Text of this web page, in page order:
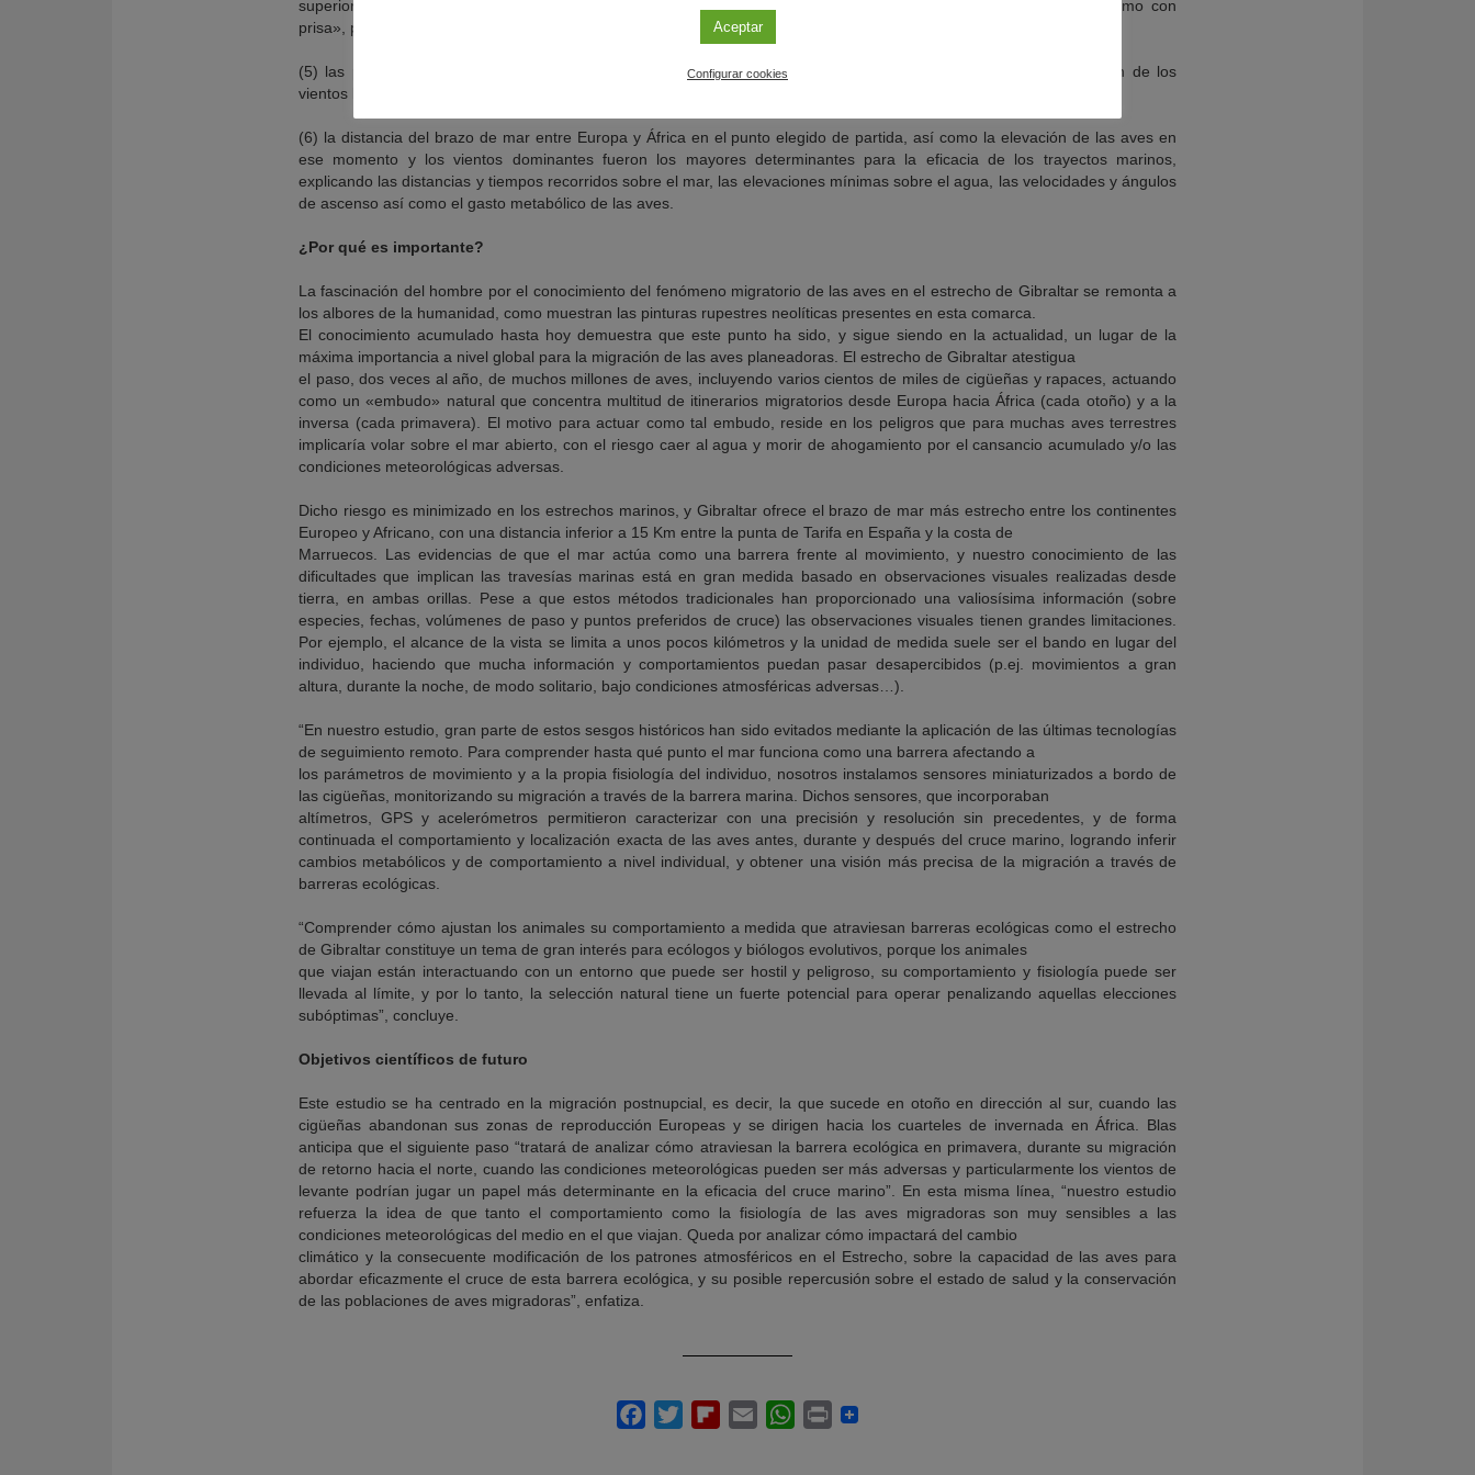
superiores sobre el mar respecto a los valores observados sobre tierra, indicando que las cigüeñas volaban «como con
prisa», posiblemente conscientes de los peligros de la travesía marina;
(5) las posiciones de cada individuo a ambos lados del estrecho pueden predecirse con alta precisión en función de los
vientos laterales y la ubicación de las cigüeñas conforme entran al Campo de Gibraltar camino de África; y
(6) la distancia del brazo de mar entre Europa y África en el punto elegido de partida, así como la elevación de las aves en
ese momento y los vientos dominantes fueron los mayores determinantes para la eficacia de los trayectos marinos,
explicando las distancias y tiempos recorridos sobre el mar, las elevaciones mínimas sobre el agua, las velocidades y ángulos
de ascenso así como el gasto metabólico de las aves.
¿Por qué es importante?
La fascinación del hombre por el conocimiento del fenómeno migratorio de las aves en el estrecho de Gibraltar se remonta a
los albores de la humanidad, como muestran las pinturas rupestres neolíticas presentes en esta comarca.
El conocimiento acumulado hasta hoy demuestra que este punto ha sido, y sigue siendo en la actualidad, un lugar de la
máxima importancia a nivel global para la migración de las aves planeadoras. El estrecho de Gibraltar atestigua
el paso, dos veces al año, de muchos millones de aves, incluyendo varios cientos de miles de cigüeñas y rapaces, actuando
como un «embudo» natural que concentra multitud de itinerarios migratorios desde Europa hacia África (cada otoño) y a la
inversa (cada primavera). El motivo para actuar como tal embudo, reside en los peligros que para muchas aves terrestres
implicaría volar sobre el mar abierto, con el riesgo caer al agua y morir de ahogamiento por el cansancio acumulado y/o las
condiciones meteorológicas adversas.
Dicho riesgo es minimizado en los estrechos marinos, y Gibraltar ofrece el brazo de mar más estrecho entre los continentes
Europeo y Africano, con una distancia inferior a 15 Km entre la punta de Tarifa en España y la costa de
Marruecos. Las evidencias de que el mar actúa como una barrera frente al movimiento, y nuestro conocimiento de las
dificultades que implican las travesías marinas está en gran medida basado en observaciones visuales realizadas desde
tierra, en ambas orillas. Pese a que estos métodos tradicionales han proporcionado una valiosísima información (sobre
especies, fechas, volúmenes de paso y puntos preferidos de cruce) las observaciones visuales tienen grandes limitaciones.
Por ejemplo, el alcance de la vista se limita a unos pocos kilómetros y la unidad de medida suele ser el bando en lugar del
individuo, haciendo que mucha información y comportamientos puedan pasar desapercibidos (p.ej. movimientos a gran
altura, durante la noche, de modo solitario, bajo condiciones atmosféricas adversas…).
“En nuestro estudio, gran parte de estos sesgos históricos han sido evitados mediante la aplicación de las últimas tecnologías
de seguimiento remoto. Para comprender hasta qué punto el mar funciona como una barrera afectando a
los parámetros de movimiento y a la propia fisiología del individuo, nosotros instalamos sensores miniaturizados a bordo de
las cigüeñas, monitorizando su migración a través de la barrera marina. Dichos sensores, que incorporaban
altímetros, GPS y acelerómetros permitieron caracterizar con una precisión y resolución sin precedentes, y de forma
continuada el comportamiento y localización exacta de las aves antes, durante y después del cruce marino, logrando inferir
cambios metabólicos y de comportamiento a nivel individual, y obtener una visión más precisa de la migración a través de
barreras ecológicas.
“Comprender cómo ajustan los animales su comportamiento a medida que atraviesan barreras ecológicas como el estrecho
de Gibraltar constituye un tema de gran interés para ecólogos y biólogos evolutivos, porque los animales
que viajan están interactuando con un entorno que puede ser hostil y peligroso, su comportamiento y fisiología puede ser
llevada al límite, y por lo tanto, la selección natural tiene un fuerte potencial para operar penalizando aquellas elecciones
subóptimas”, concluye.
Objetivos científicos de futuro
Este estudio se ha centrado en la migración postnupcial, es decir, la que sucede en otoño en dirección al sur, cuando las
cigüeñas abandonan sus zonas de reproducción Europeas y se dirigen hacia los cuarteles de invernada en África. Blas
anticipa que el siguiente paso “tratará de analizar cómo atraviesan la barrera ecológica en primavera, durante su migración
de retorno hacia el norte, cuando las condiciones meteorológicas pueden ser más adversas y particularmente los vientos de
levante podrían jugar un papel más determinante en la eficacia del cruce marino”. En esta misma línea, “nuestro estudio
refuerza la idea de que tanto el comportamiento como la fisiología de las aves migradoras son muy sensibles a las
condiciones meteorológicas del medio en el que viajan. Queda por analizar cómo impactará del cambio
climático y la consecuente modificación de los patrones atmosféricos en el Estrecho, sobre la capacidad de las aves para
abordar eficazmente el cruce de esta barrera ecológica, y su posible repercusión sobre el estado de salud y la conservación
de las poblaciones de aves migradoras”, enfatiza.
Aceptar
Configurar cookies